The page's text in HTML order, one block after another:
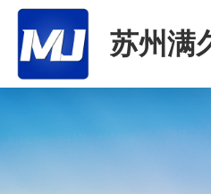
苏州满